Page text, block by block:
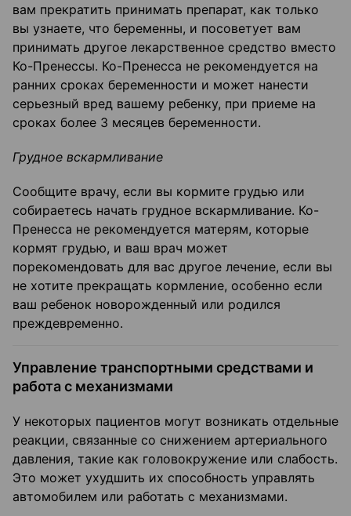
вам прекратить принимать препарат, как только
вы узнаете, что беременны, и посоветует вам
принимать другое лекарственное средство вместо
Ко-Пренессы. Ко-Пренесса не рекомендуется на
ранних сроках беременности и может нанести
серьезный вред вашему ребенку, при приеме на
сроках более 3 месяцев беременности.
Грудное вскармливание
Сообщите врачу, если вы кормите грудью или
собираетесь начать грудное вскармливание. Ко-
Пренесса не рекомендуется матерям, которые
кормят грудью, и ваш врач может
порекомендовать для вас другое лечение, если вы
не хотите прекращать кормление, особенно если
ваш ребенок новорожденный или родился
преждевременно.
Управление транспортными средствами и
работа с механизмами
У некоторых пациентов могут возникать отдельные
реакции, связанные со снижением артериального
давления, такие как головокружение или слабость.
Это может ухудшить их способность управлять
автомобилем или работать с механизмами.